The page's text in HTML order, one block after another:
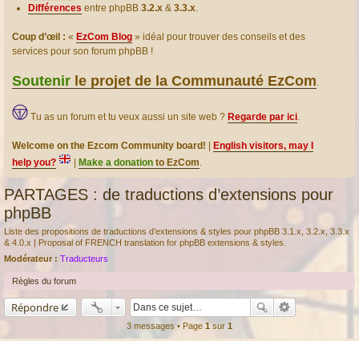
Différences entre phpBB 3.2.x & 3.3.x.
Coup d’œil : « EzCom Blog » idéal pour trouver des conseils et des
services pour son forum phpBB !
Soutenir le projet de la Communauté EzCom.
Tu as un forum et tu veux aussi un site web ? Regarde par ici.
Welcome on the Ezcom Community board!
English visitors, may I
help you?
Make a donation to EzCom.
PARTAGES : de traductions d’extensions pour
phpBB
Liste des propositions de traductions d’extensions & styles pour phpBB 3.1.x, 3.2.x, 3.3.x
& 4.0.x | Proposal of FRENCH translation for phpBB extensions & styles.
Modérateur : Traducteurs
Règles du forum
Répondre
3 messages • Page 1 sur 1